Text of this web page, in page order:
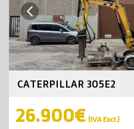
Previous
CATERPILLAR 305E2
26.900€ (IVA Excl.)